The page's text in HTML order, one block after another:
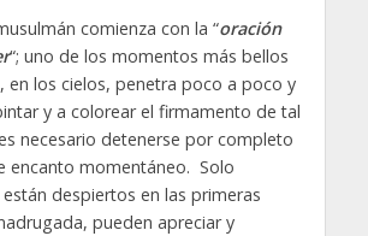
comienza con la “oración
“; uno de los momentos más bellos
en los cielos, penetra poco a poco y
y a colorear el firmamento de tal
necesario detenerse por completo
encanto momentáneo. Solo
despiertos en las primeras
pueden apreciar y